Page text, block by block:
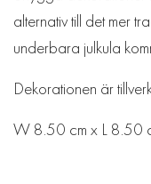
alternativ till det mer
underbara julkula
Dekorationen är
W 8.50 cm x L 8.50